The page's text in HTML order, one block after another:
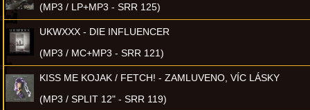
(MP3 / LP+MP3 - SRR 125)
UKWXXX - DIE INFLUENCER
(MP3 / MC+MP3 - SRR 121)
KISS ME KOJAK / FETCH! - ZAMLUVENO, VÍC LÁSKY
(MP3 / SPLIT 12" - SRR 119)